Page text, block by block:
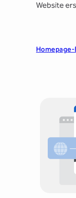
Website